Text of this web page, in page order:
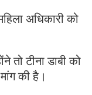
अधिकारी को
तो टीना डाबी को
की है।